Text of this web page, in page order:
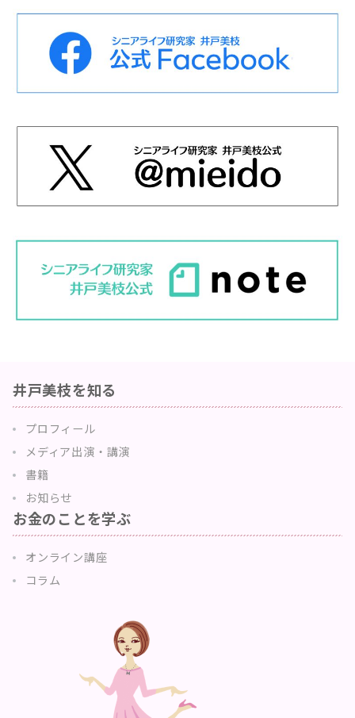
井戸美枝を知る
プロフィール
メディア出演・講演
書籍
お知らせ
お金のことを学ぶ
オンライン講座
コラム